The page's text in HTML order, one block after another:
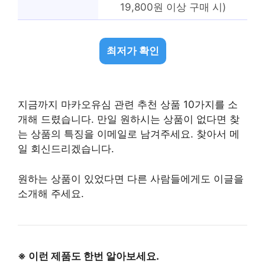
19,800원 이상 구매 시)
최저가 확인
지금까지 마카오유심 관련 추천 상품 10가지를 소
개해 드렸습니다. 만일 원하시는 상품이 없다면 찾
는 상품의 특징을 이메일로 남겨주세요. 찾아서 메
일 회신드리겠습니다.
원하는 상품이 있었다면 다른 사람들에게도 이글을
소개해 주세요.
※ 이런 제품도 한번 알아보세요.